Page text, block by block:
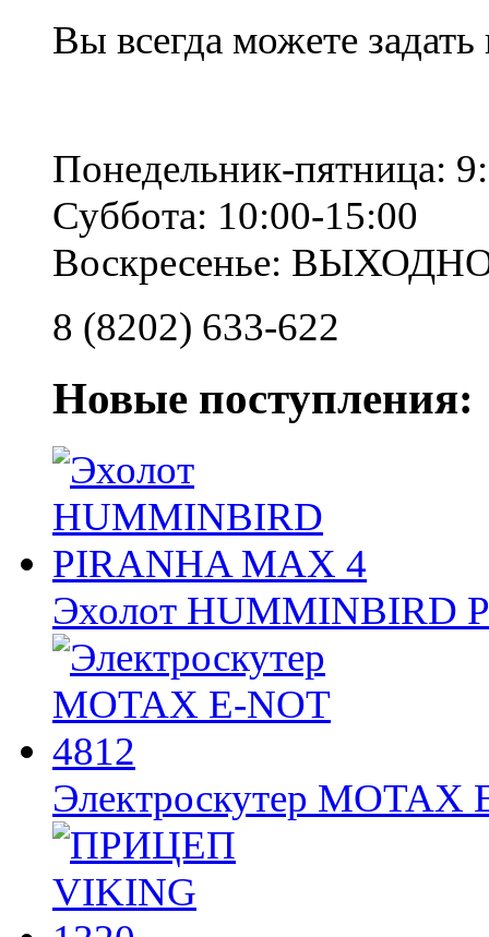
Вы всегда можете
Понедельник-пятница:
Суббота: 10:00-15:00
Воскресенье:
8 (8202) 633-622
Новые поступления:
Эхолот HUMMINBIRD
Электроскутер